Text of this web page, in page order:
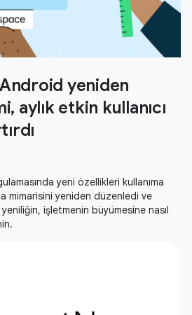
yeniden
aylık etkin kullanıcı
yeni özellikleri kullanıma
mimarisini yeniden düzenledi ve
işletmenin büyümesine nasıl